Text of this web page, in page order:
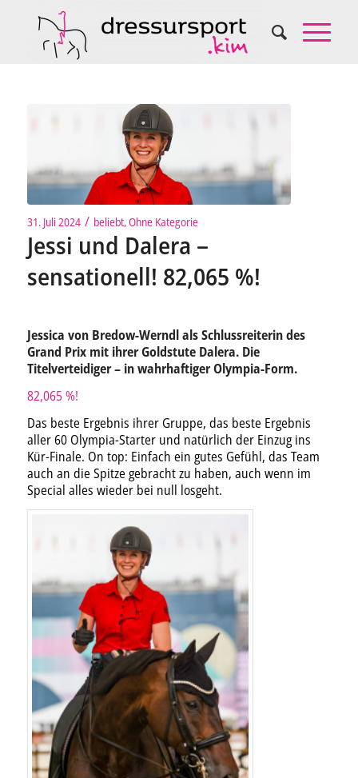
31. Juli 2024 / beliebt,Ohne Kategorie
Jessi und Dalera –
sensationell! 82,065 %!
Jessica von Bredow-Werndl als Schlussreiterin des
Grand Prix mit ihrer Goldstute Dalera. Die
Titelverteidiger – in wahrhaftiger Olympia-Form.
82,065 %!
Das beste Ergebnis ihrer Gruppe, das beste Ergebnis
aller 60 Olympia-Starter und natürlich der Einzug ins
Kür-Finale. On top: Einfach ein gutes Gefühl, das Team
auch an die Spitze gebracht zu haben, auch wenn im
Special alles wieder bei null losgeht.